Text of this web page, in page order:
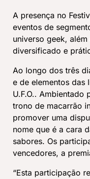
A presença no
eventos de
universo geek,
diversificado e
Ao longo dos três
e de elementos das
U.F.O..
trono de macarrão
promover uma
nome que é a cara
sabores. Os
vencedores, a
“Esta participação